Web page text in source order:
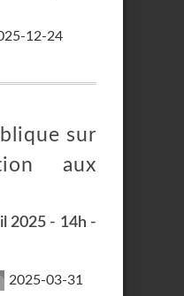
12-24
sur
aux
2025 - 14h -
2025-03-31